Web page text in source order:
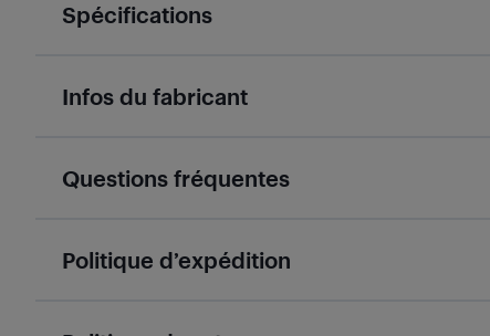
Spécifications
Infos du fabricant
Questions fréquentes
Politique d’expédition